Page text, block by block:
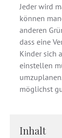
Jeder wird
können
anderen
dass eine
Kinder sich
einstellen
möglichst
Inhalt